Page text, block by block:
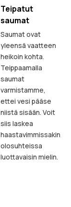
Teipatut
saumat
Saumat ovat
yleensä vaatteen
heikoin kohta.
Teippaamalla
saumat
varmistamme,
ettei vesi pääse
niistä sisään. Voit
siis laskea
haastavimmissakin
olosuhteissa
luottavaisin mielin.